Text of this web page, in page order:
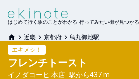
はじめて行く駅のことがわかる 行ってみたい街が見つかる
近畿 京都府 烏丸御池駅
エキメシ！
フレンチトースト
イノダコーヒ 本店 駅から437 m